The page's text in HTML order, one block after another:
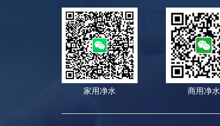
家用净水 商用净水